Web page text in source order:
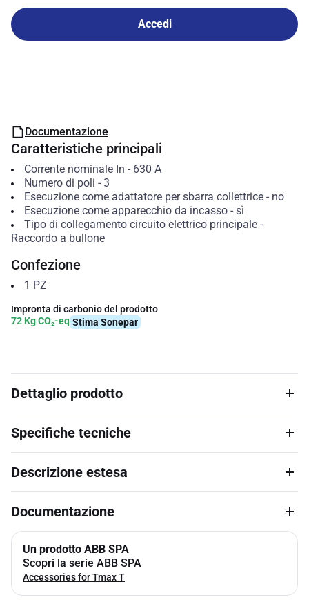
Accedi
Documentazione
Caratteristiche principali
Corrente nominale In - 630 A
Numero di poli - 3
Esecuzione come adattatore per sbarra collettrice- no
Esecuzione come apparecchio da incasso- sì
Tipo di collegamento circuito elettrico principale-
Raccordo a bullone
Confezione
1 PZ
Impronta di carbonio del prodotto
72 Kg CO₂-eq Stima Sonepar
Dettaglio prodotto
Specifiche tecniche
Descrizione estesa
Documentazione
Un prodotto ABB SPA
Scopri la serie ABB SPA
Accessories for Tmax T